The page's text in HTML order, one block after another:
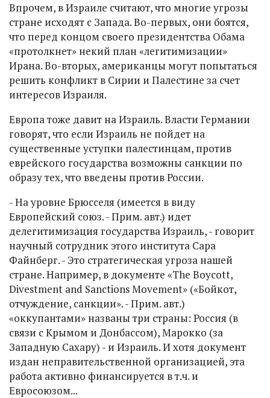
Впрочем, в Израиле считают, что многие угрозы
стране исходят с Запада. Во-первых, они боятся,
что перед концом своего президентства Обама
«протолкнет» некий план «легитимизации»
Ирана. Во-вторых, американцы могут попытаться
решить конфликт в Сирии и Палестине за счет
интересов Израиля.
Европа тоже давит на Израиль. Власти Германии
говорят, что если Израиль не пойдет на
существенные уступки палестинцам, против
еврейского государства возможны санкции по
образу тех, что введены против России.
- На уровне Брюсселя (имеется в виду
Европейский союз. - Прим. авт.) идет
делегитимизация государства Израиль, - говорит
научный сотрудник этого института Сара
Файнберг. - Это стратегическая угроза нашей
стране. Например, в документе «The Boycott,
Divestment and Sanctions Movement» («Бойкот,
отчуждение, санкции». - Прим. авт.)
«оккупантами» названы три страны: Россия (в
связи с Крымом и Донбассом), Марокко (за
Западную Сахару) - и Израиль. И хотя документ
издан неправительственной организацией, эта
работа активно финансируется в т.ч. и
Евросоюзом...